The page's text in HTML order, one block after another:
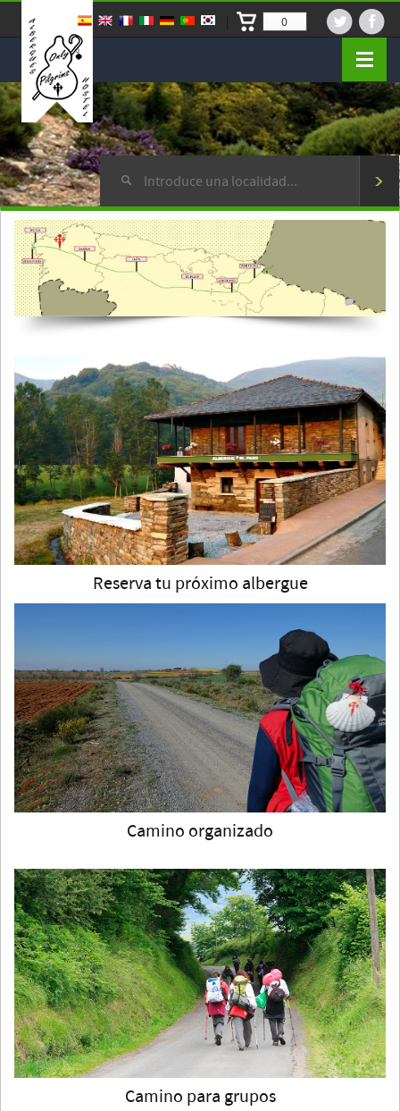
0
Cerrar
Reserva tu próximo albergue
Camino organizado
Camino para grupos